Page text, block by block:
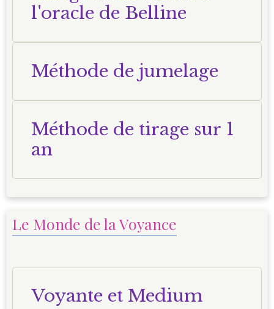
l'oracle de Belline
Méthode de jumelage
Méthode de tirage sur 1
an
Le Monde de la Voyance
Voyante et Medium